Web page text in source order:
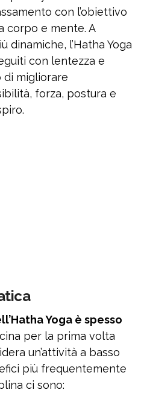
con l’obiettivo
corpo e mente. A
dinamiche, l’Hatha Yoga
con lentezza e
migliorare
forza, postura e
Yoga è spesso
per la prima volta
un’attività a basso
più frequentemente
ci sono:
tramite Facebook
Chiudi